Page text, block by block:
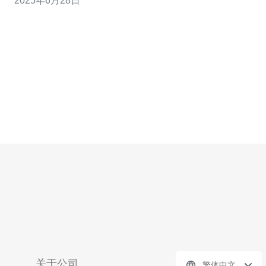
势，帮助您选择稳定、高效的虚拟主机。 VPS是Virtual
关于公司